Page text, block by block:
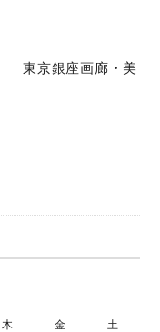
東京銀座画廊・美
木 金 土